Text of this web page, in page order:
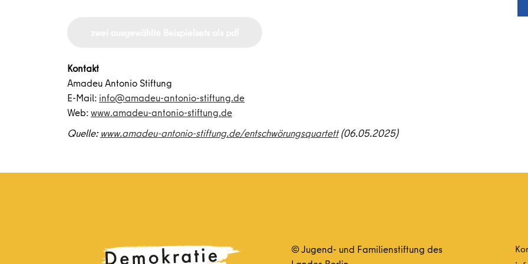
Kontakt
Amadeu Antonio Stiftung
E-Mail: info@amadeu-antonio-stiftung.de
Web:www.amadeu-antonio-stiftung.de
Quelle: www.amadeu-antonio-stiftung.de/entschwörungsquartett(06.05.2025)
© Jugend- und Familienstiftung des